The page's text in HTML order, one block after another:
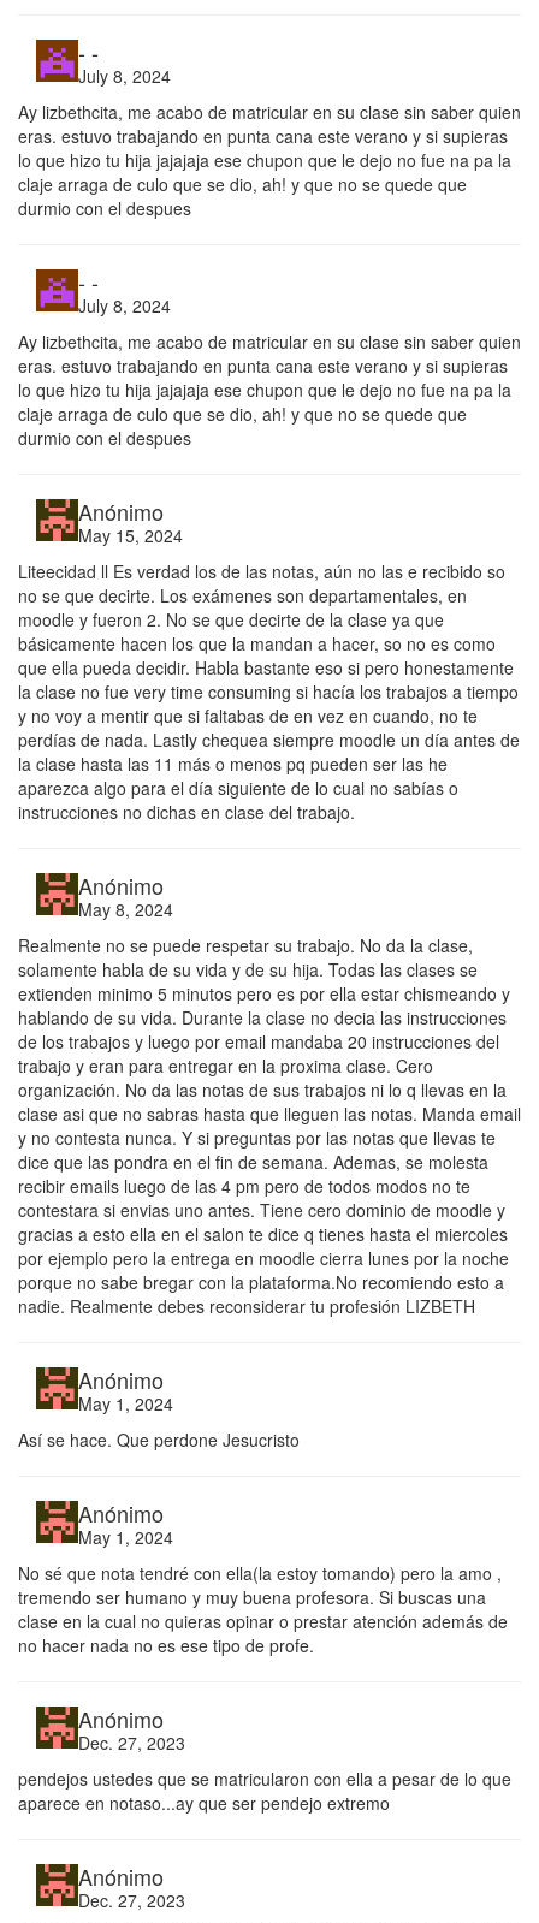
- -
July 8, 2024
Ay lizbethcita, me acabo de matricular en su clase sin saber quien
eras. estuvo trabajando en punta cana este verano y si supieras
lo que hizo tu hija jajajaja ese chupon que le dejo no fue na pa la
claje arraga de culo que se dio, ah! y que no se quede que
durmio con el despues
- -
July 8, 2024
Ay lizbethcita, me acabo de matricular en su clase sin saber quien
eras. estuvo trabajando en punta cana este verano y si supieras
lo que hizo tu hija jajajaja ese chupon que le dejo no fue na pa la
claje arraga de culo que se dio, ah! y que no se quede que
durmio con el despues
Anónimo
May 15, 2024
Liteecidad ll Es verdad los de las notas, aún no las e recibido so
no se que decirte. Los exámenes son departamentales, en
moodle y fueron 2. No se que decirte de la clase ya que
básicamente hacen los que la mandan a hacer, so no es como
que ella pueda decidir. Habla bastante eso si pero honestamente
la clase no fue very time consuming si hacía los trabajos a tiempo
y no voy a mentir que si faltabas de en vez en cuando, no te
perdías de nada. Lastly chequea siempre moodle un día antes de
la clase hasta las 11 más o menos pq pueden ser las he
aparezca algo para el día siguiente de lo cual no sabías o
instrucciones no dichas en clase del trabajo.
Anónimo
May 8, 2024
Realmente no se puede respetar su trabajo. No da la clase,
solamente habla de su vida y de su hija. Todas las clases se
extienden minimo 5 minutos pero es por ella estar chismeando y
hablando de su vida. Durante la clase no decia las instrucciones
de los trabajos y luego por email mandaba 20 instrucciones del
trabajo y eran para entregar en la proxima clase. Cero
organización. No da las notas de sus trabajos ni lo q llevas en la
clase asi que no sabras hasta que lleguen las notas. Manda email
y no contesta nunca. Y si preguntas por las notas que llevas te
dice que las pondra en el fin de semana. Ademas, se molesta
recibir emails luego de las 4 pm pero de todos modos no te
contestara si envias uno antes. Tiene cero dominio de moodle y
gracias a esto ella en el salon te dice q tienes hasta el miercoles
por ejemplo pero la entrega en moodle cierra lunes por la noche
porque no sabe bregar con la plataforma.No recomiendo esto a
nadie. Realmente debes reconsiderar tu profesión LIZBETH
Anónimo
May 1, 2024
Así se hace. Que perdone Jesucristo
Anónimo
May 1, 2024
No sé que nota tendré con ella(la estoy tomando) pero la amo ,
tremendo ser humano y muy buena profesora. Si buscas una
clase en la cual no quieras opinar o prestar atención además de
no hacer nada no es ese tipo de profe.
Anónimo
Dec. 27, 2023
pendejos ustedes que se matricularon con ella a pesar de lo que
aparece en notaso...ay que ser pendejo extremo
Anónimo
Dec. 27, 2023